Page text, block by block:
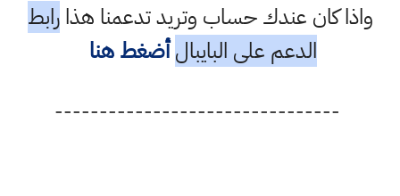
واذا كان عندك حساب وتريد تدعمنا هذارابط
الدعم على البايبال أضغط هنا
--------------------------------